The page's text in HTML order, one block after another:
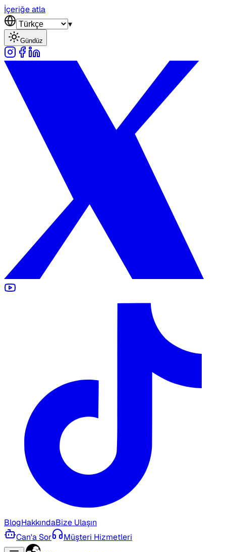
İçeriğe atla
▾
Gündüz
BlogHakkındaBize Ulaşın
Can'a Sor
Müşteri Hizmetleri